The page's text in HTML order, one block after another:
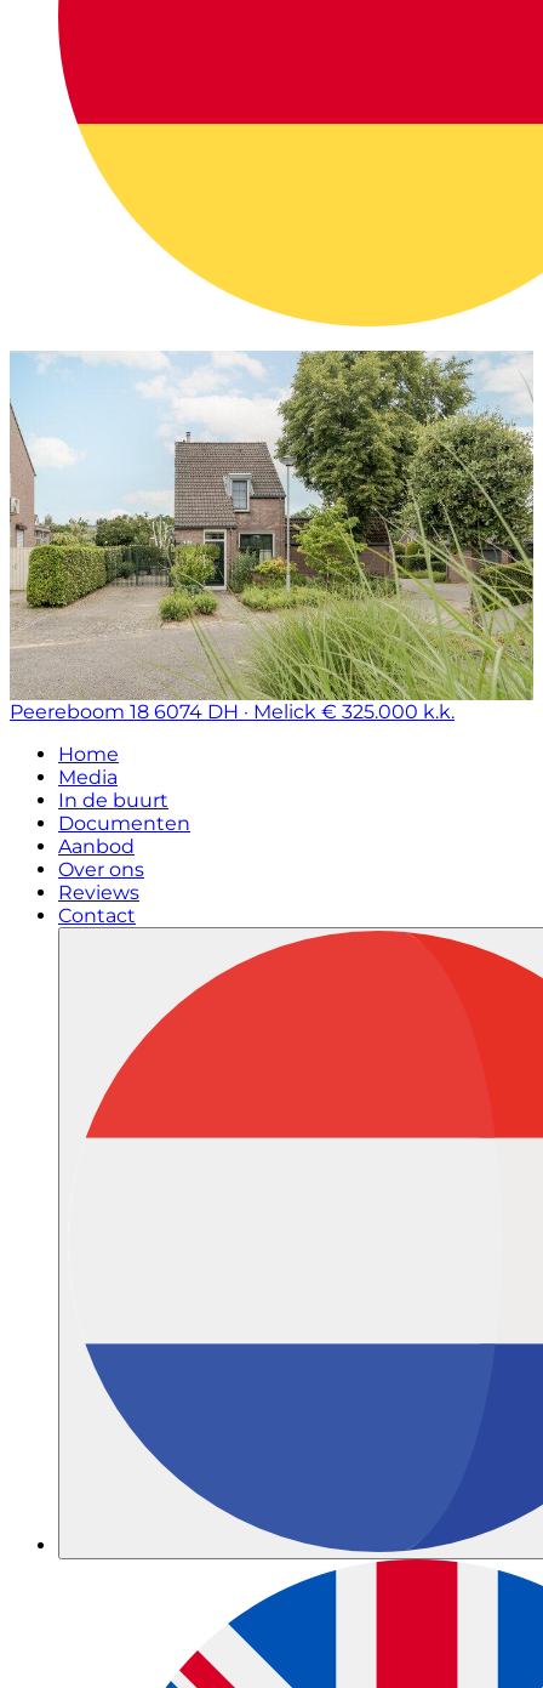
Peereboom 18 6074 DH · Melick € 325.000 k.k.
Home
Media
In de buurt
Documenten
Aanbod
Over ons
Reviews
Contact